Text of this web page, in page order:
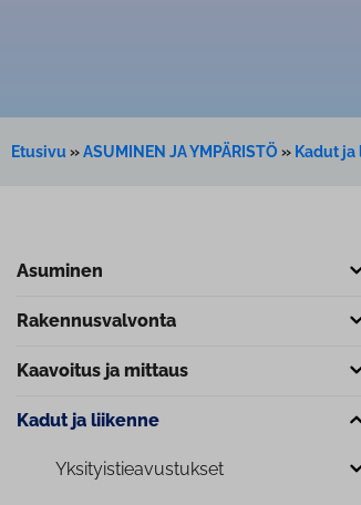
Etusivu »ASUMINEN JA YMPÄRISTÖ » Kadut
Asuminen
Ra­ken­nus­val­von­ta
Kaavoitus ja mittaus
Kadut ja liikenne
Yk­si­tyis­tie­a­vus­tuk­set